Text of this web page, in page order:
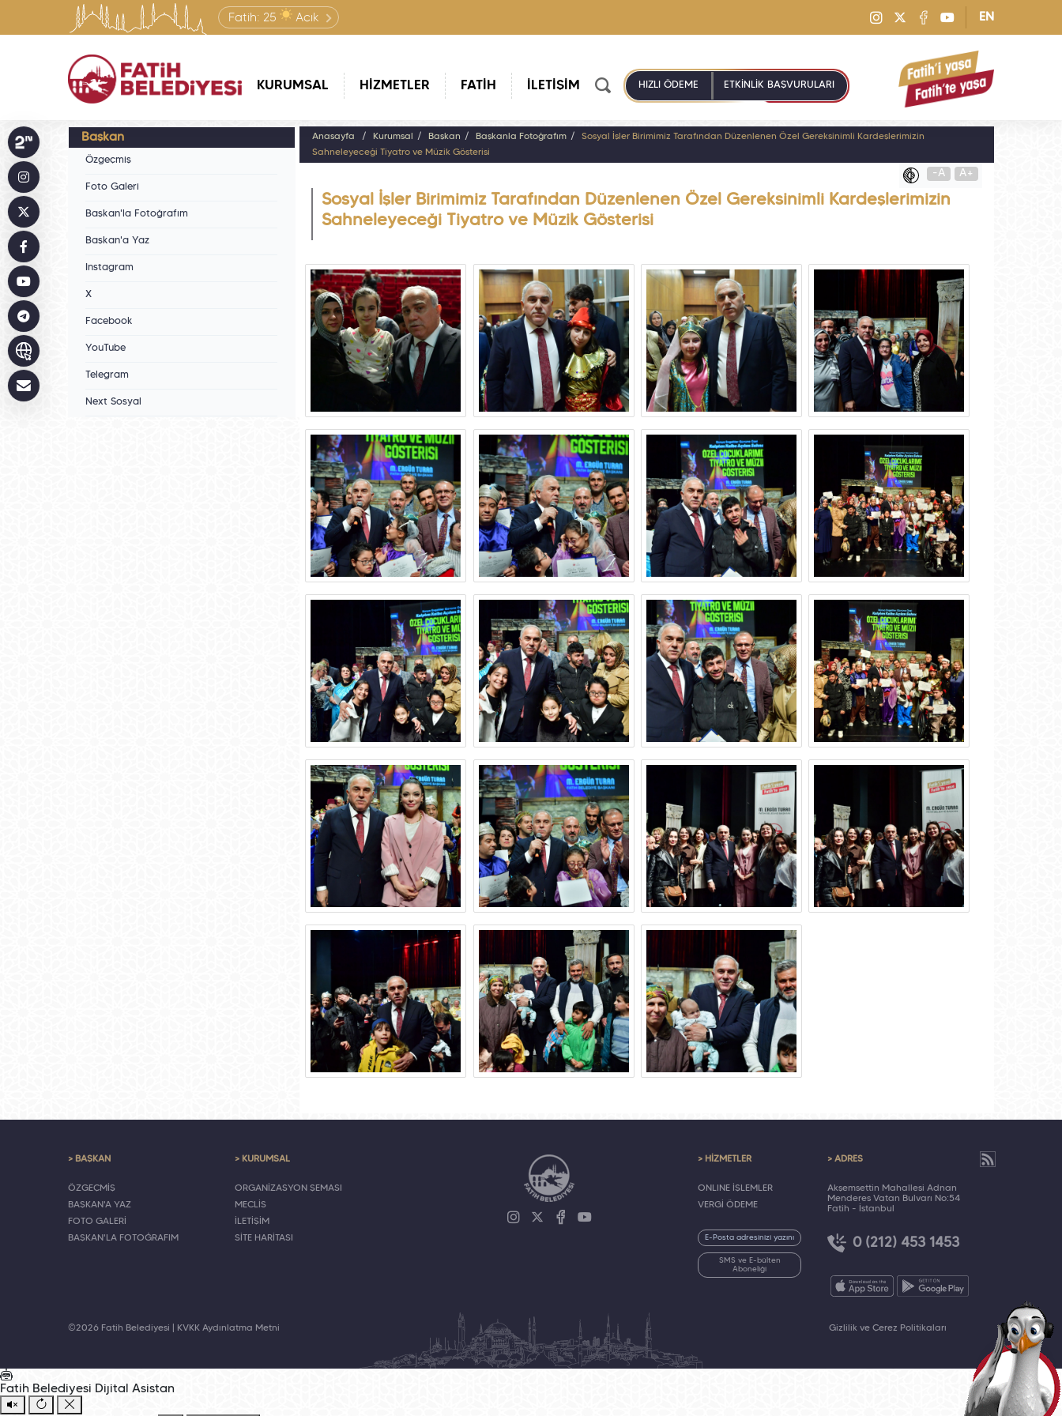
Fatih: 25 Açık EN
KURUMSAL HİZMETLER FATİH İLETİŞİM HIZLI ÖDEME ETKİNLİK BAŞVURULARI
Başkan
Özgeçmiş
Foto Galeri
Başkan'la Fotoğrafım
Başkan'a Yaz
Instagram
X
Facebook
YouTube
Telegram
Next Sosyal
Anasayfa Kurumsal Başkan Başkanla Fotoğrafım
Sosyal İşler Birimimiz Tarafından Düzenlenen Özel Gereksinimli Kardeşlerimizin
Sahneleyeceği Tiyatro ve Müzik Gösterisi
-A A+
Sosyal İşler Birimimiz Tarafından Düzenlenen Özel Gereksinimli Kardeşlerimizin
Sahneleyeceği Tiyatro ve Müzik Gösterisi
> BAŞKAN
ÖZGEÇMİŞ
BAŞKAN'A YAZ
FOTO GALERİ
BAŞKAN'LA FOTOĞRAFIM
> KURUMSAL
ORGANİZASYON ŞEMASI
MECLİS
İLETİŞİM
SİTE HARİTASI
> HİZMETLER
ONLINE İŞLEMLER
VERGİ ÖDEME
SMS ve E-bülten
Aboneliği
> ADRES
Akşemsettin Mahallesi Adnan
Menderes Vatan Bulvarı No:54
Fatih - İstanbul
0 (212) 453 1453
©2026 Fatih Belediyesi | KVKK Aydınlatma Metni Gizlilik ve Çerez Politikaları
Fatih Belediyesi Dijital Asistan